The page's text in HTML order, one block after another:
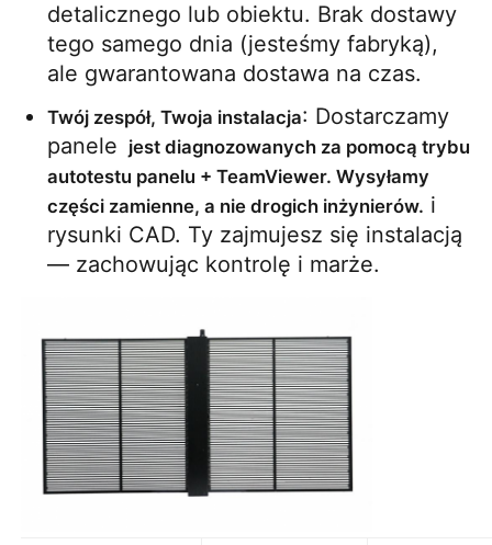
detalicznego lub obiektu. Brak dostawy
tego samego dnia (jesteśmy fabryką),
ale gwarantowana dostawa na czas.
Twój zespół, Twoja instalacja: Dostarczamy
panele jest diagnozowanych za pomocą trybu
autotestu panelu + TeamViewer. Wysyłamy
części zamienne, a nie drogich inżynierów. i
rysunki CAD. Ty zajmujesz się instalacją
— zachowując kontrolę i marże.